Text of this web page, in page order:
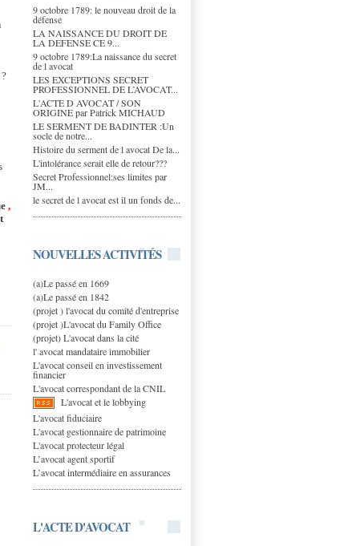
9 octobre 1789: le nouveau droit de la
défense
LA NAISSANCE DU DROIT DE
LA DEFENSE CE 9...
9 octobre 1789:La naissance du secret
de l avocat
LES EXCEPTIONS SECRET
PROFESSIONNEL DE L’AVOCAT...
L'ACTE D AVOCAT / SON
ORIGINE par Patrick MICHAUD
LE SERMENT DE BADINTER :Un
socle de notre...
Histoire du serment de l avocat De la...
L'intolérance serait elle de retour???
Secret Professionnel:ses limites par
JM...
le secret de l avocat est il un fonds de...
NOUVELLES ACTIVITÉS
(a)Le passé en 1669
(a)Le passé en 1842
(projet ) l'avocat du comité d'entreprise
(projet )L'avocat du Family Office
(projet) L'avocat dans la cité
l' avocat mandataire immobilier
L'avocat conseil en investissement
financier
L'avocat correspondant de la CNIL
L'avocat et le lobbying
L'avocat fiduciaire
L'avocat gestionnaire de patrimoine
L'avocat protecteur légal
L’avocat agent sportif
L’avocat intermédiaire en assurances
L'ACTE D'AVOCAT
,